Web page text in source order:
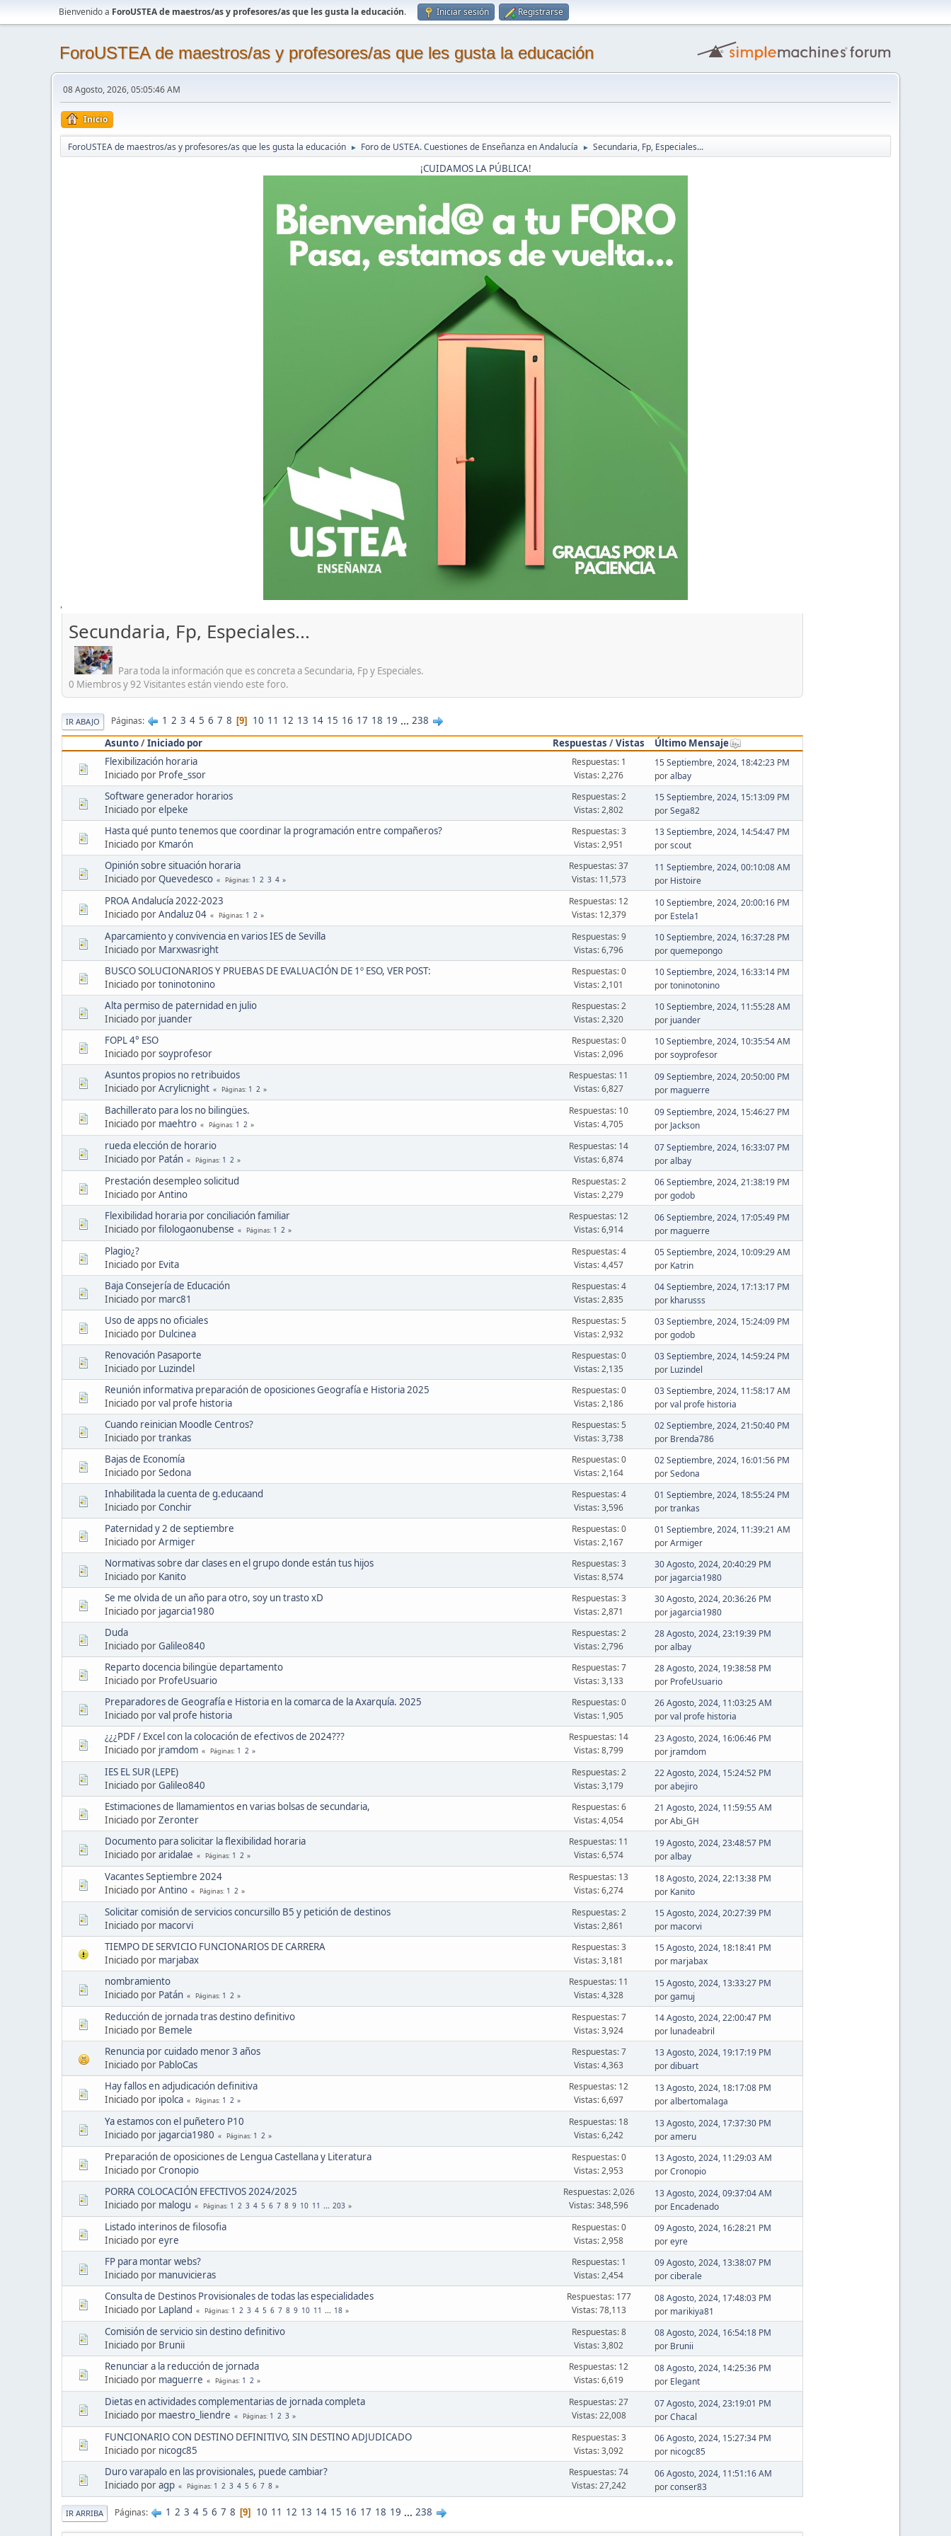
Bienvenido a ForoUSTEA de maestros/as y profesores/as que les gusta la educación. Iniciar sesión Registrarse
ForoUSTEA de maestros/as y profesores/as que les gusta la educación
08 Agosto, 2026, 05:05:46 AM
Inicio
ForoUSTEA de maestros/as y profesores/as que les gusta la educación ► Foro de USTEA. Cuestiones de Enseñanza en Andalucía ► Secundaria, Fp, Especiales...
¡CUIDAMOS LA PÚBLICA!
'
Secundaria, Fp, Especiales...
Para toda la información que es concreta a Secundaria, Fp y Especiales.
0 Miembros y 92 Visitantes están viendo este foro.
IR ABAJO Páginas 1 2 3 4 5 6 7 8 9 10 11 12 13 14 15 16 17 18 19 ... 238
Asunto/Iniciado por Respuestas /Vistas
Último Mensaje
Flexibilización horaria
Iniciado por Profe_ssor
Respuestas: 1
Vistas: 2,276
15 Septiembre, 2024, 18:42:23 PM
poralbay
Software generador horarios
Iniciado porelpeke
Respuestas: 2
Vistas: 2,802
15 Septiembre, 2024, 15:13:09 PM
porSega82
Hasta qué punto tenemos que coordinar la programación entre compañeros?
Iniciado por Kmarón
Respuestas: 3
Vistas: 2,951
13 Septiembre, 2024, 14:54:47 PM
porscout
Opinión sobre situación horaria
Iniciado porQuevedesco Páginas 1 2 3 4
Respuestas: 37
Vistas: 11,573
11 Septiembre, 2024, 00:10:08 AM
por Histoire
PROA Andalucía 2022-2023
Iniciado porAndaluz 04 Páginas 1 2
Respuestas: 12
Vistas: 12,379
10 Septiembre, 2024, 20:00:16 PM
por Estela1
Aparcamiento y convivencia en varios IES de Sevilla
Iniciado por Marxwasright
Respuestas: 9
Vistas: 6,796
10 Septiembre, 2024, 16:37:28 PM
porquemepongo
BUSCO SOLUCIONARIOS Y PRUEBAS DE EVALUACIÓN DE 1º ESO, VER POST:
Iniciado portoninotonino
Respuestas: 0
Vistas: 2,101
10 Septiembre, 2024, 16:33:14 PM
portoninotonino
Alta permiso de paternidad en julio
Iniciado por juander
Respuestas: 2
Vistas: 2,320
10 Septiembre, 2024, 11:55:28 AM
por juander
FOPL 4° ESO
Iniciado porsoyprofesor
Respuestas: 0
Vistas: 2,096
10 Septiembre, 2024, 10:35:54 AM
porsoyprofesor
Asuntos propios no retribuidos
Iniciado porAcrylicnight Páginas 1 2
Respuestas: 11
Vistas: 6,827
09 Septiembre, 2024, 20:50:00 PM
por maguerre
Bachillerato para los no bilingües.
Iniciado por maehtro Páginas 1 2
Respuestas: 10
Vistas: 4,705
09 Septiembre, 2024, 15:46:27 PM
por Jackson
rueda elección de horario
Iniciado por Patán Páginas 1 2
Respuestas: 14
Vistas: 6,874
07 Septiembre, 2024, 16:33:07 PM
poralbay
Prestación desempleo solicitud
Iniciado porAntino
Respuestas: 2
Vistas: 2,279
06 Septiembre, 2024, 21:38:19 PM
porgodob
Flexibilidad horaria por conciliación familiar
Iniciado porfilologaonubense Páginas 1 2
Respuestas: 12
Vistas: 6,914
06 Septiembre, 2024, 17:05:49 PM
por maguerre
Plagio¿?
Iniciado por Evita
Respuestas: 4
Vistas: 4,457
05 Septiembre, 2024, 10:09:29 AM
por Katrin
Baja Consejería de Educación
Iniciado por marc81
Respuestas: 4
Vistas: 2,835
04 Septiembre, 2024, 17:13:17 PM
por kharusss
Uso de apps no oficiales
Iniciado por Dulcinea
Respuestas: 5
Vistas: 2,932
03 Septiembre, 2024, 15:24:09 PM
porgodob
Renovación Pasaporte
Iniciado por Luzindel
Respuestas: 0
Vistas: 2,135
03 Septiembre, 2024, 14:59:24 PM
por Luzindel
Reunión informativa preparación de oposiciones Geografía e Historia 2025
Iniciado porval profe historia
Respuestas: 0
Vistas: 2,186
03 Septiembre, 2024, 11:58:17 AM
porval profe historia
Cuando reinician Moodle Centros?
Iniciado portrankas
Respuestas: 5
Vistas: 3,738
02 Septiembre, 2024, 21:50:40 PM
por Brenda786
Bajas de Economía
Iniciado porSedona
Respuestas: 0
Vistas: 2,164
02 Septiembre, 2024, 16:01:56 PM
porSedona
Inhabilitada la cuenta de g.educaand
Iniciado porConchir
Respuestas: 4
Vistas: 3,596
01 Septiembre, 2024, 18:55:24 PM
portrankas
Paternidad y 2 de septiembre
Iniciado porArmiger
Respuestas: 0
Vistas: 2,167
01 Septiembre, 2024, 11:39:21 AM
porArmiger
Normativas sobre dar clases en el grupo donde están tus hijos
Iniciado por Kanito
Respuestas: 3
Vistas: 8,574
30 Agosto, 2024, 20:40:29 PM
por jagarcia1980
Se me olvida de un año para otro, soy un trasto xD
Iniciado por jagarcia1980
Respuestas: 3
Vistas: 2,871
30 Agosto, 2024, 20:36:26 PM
por jagarcia1980
Duda
Iniciado porGalileo840
Respuestas: 2
Vistas: 2,796
28 Agosto, 2024, 23:19:39 PM
poralbay
Reparto docencia bilingüe departamento
Iniciado por ProfeUsuario
Respuestas: 7
Vistas: 3,133
28 Agosto, 2024, 19:38:58 PM
por ProfeUsuario
Preparadores de Geografía e Historia en la comarca de la Axarquía. 2025
Iniciado porval profe historia
Respuestas: 0
Vistas: 1,905
26 Agosto, 2024, 11:03:25 AM
porval profe historia
¿¿¿PDF / Excel con la colocación de efectivos de 2024???
Iniciado por jramdom Páginas 1 2
Respuestas: 14
Vistas: 8,799
23 Agosto, 2024, 16:06:46 PM
por jramdom
IES EL SUR (LEPE)
Iniciado porGalileo840
Respuestas: 2
Vistas: 3,179
22 Agosto, 2024, 15:24:52 PM
porabejiro
Estimaciones de llamamientos en varias bolsas de secundaria,
Iniciado porZeronter
Respuestas: 6
Vistas: 4,054
21 Agosto, 2024, 11:59:55 AM
porAbi_GH
Documento para solicitar la flexibilidad horaria
Iniciado poraridalae Páginas 1 2
Respuestas: 11
Vistas: 6,574
19 Agosto, 2024, 23:48:57 PM
poralbay
Vacantes Septiembre 2024
Iniciado porAntino Páginas 1 2
Respuestas: 13
Vistas: 6,274
18 Agosto, 2024, 22:13:38 PM
por Kanito
Solicitar comisión de servicios concursillo B5 y petición de destinos
Iniciado por macorvi
Respuestas: 2
Vistas: 2,861
15 Agosto, 2024, 20:27:39 PM
por macorvi
TIEMPO DE SERVICIO FUNCIONARIOS DE CARRERA
Iniciado por marjabax
Respuestas: 3
Vistas: 3,181
15 Agosto, 2024, 18:18:41 PM
por marjabax
nombramiento
Iniciado por Patán Páginas 1 2
Respuestas: 11
Vistas: 4,328
15 Agosto, 2024, 13:33:27 PM
porgamuj
Reducción de jornada tras destino definitivo
Iniciado por Bemele
Respuestas: 7
Vistas: 3,924
14 Agosto, 2024, 22:00:47 PM
por lunadeabril
Renuncia por cuidado menor 3 años
Iniciado por PabloCas
Respuestas: 7
Vistas: 4,363
13 Agosto, 2024, 19:17:19 PM
pordibuart
Hay fallos en adjudicación definitiva
Iniciado por ipolca Páginas 1 2
Respuestas: 12
Vistas: 6,697
13 Agosto, 2024, 18:17:08 PM
poralbertomalaga
Ya estamos con el puñetero P10
Iniciado por jagarcia1980 Páginas 1 2
Respuestas: 18
Vistas: 6,242
13 Agosto, 2024, 17:37:30 PM
porameru
Preparación de oposiciones de Lengua Castellana y Literatura
Iniciado porCronopio
Respuestas: 0
Vistas: 2,953
13 Agosto, 2024, 11:29:03 AM
porCronopio
PORRA COLOCACIÓN EFECTIVOS 2024/2025
Iniciado por malogu Páginas 1 2 3 4 5 6 7 8 9 10 11 ... 203
Respuestas: 2,026
Vistas: 348,596
13 Agosto, 2024, 09:37:04 AM
por Encadenado
Listado interinos de filosofia
Iniciado poreyre
Respuestas: 0
Vistas: 2,958
09 Agosto, 2024, 16:28:21 PM
poreyre
FP para montar webs?
Iniciado por manuvicieras
Respuestas: 1
Vistas: 2,454
09 Agosto, 2024, 13:38:07 PM
porciberale
Consulta de Destinos Provisionales de todas las especialidades
Iniciado por Lapland Páginas 1 2 3 4 5 6 7 8 9 10 11 ... 18
Respuestas: 177
Vistas: 78,113
08 Agosto, 2024, 17:48:03 PM
por marikiya81
Comisión de servicio sin destino definitivo
Iniciado por Brunii
Respuestas: 8
Vistas: 3,802
08 Agosto, 2024, 16:54:18 PM
por Brunii
Renunciar a la reducción de jornada
Iniciado por maguerre Páginas 1 2
Respuestas: 12
Vistas: 6,619
08 Agosto, 2024, 14:25:36 PM
por Elegant
Dietas en actividades complementarias de jornada completa
Iniciado por maestro_liendre Páginas 1 2 3
Respuestas: 27
Vistas: 22,008
07 Agosto, 2024, 23:19:01 PM
porChacal
FUNCIONARIO CON DESTINO DEFINITIVO, SIN DESTINO ADJUDICADO
Iniciado por nicogc85
Respuestas: 3
Vistas: 3,092
06 Agosto, 2024, 15:27:34 PM
por nicogc85
Duro varapalo en las provisionales, puede cambiar?
Iniciado poragp Páginas 1 2 3 4 5 6 7 8
Respuestas: 74
Vistas: 27,242
06 Agosto, 2024, 11:51:16 AM
porconser83
IR ARRIBA Páginas 1 2 3 4 5 6 7 8 9 10 11 12 13 14 15 16 17 18 19 ... 238